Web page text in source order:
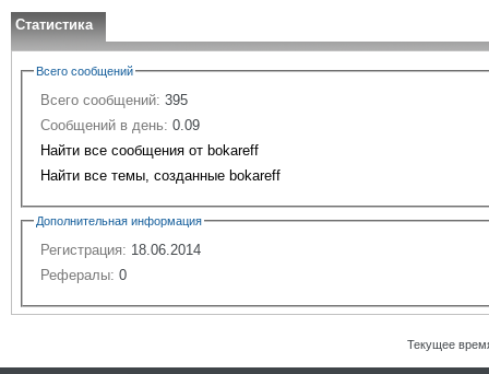
Статистика
Всего сообщений
Всего сообщений: 395
Сообщений в день: 0.09
Найти все сообщения от bokareff
Найти все темы, созданные bokareff
Дополнительная информация
Регистрация: 18.06.2014
Рефералы: 0
Текущее